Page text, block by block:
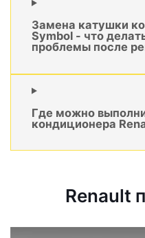
Замена катушки
Symbol - что
проблемы после
Где можно
кондиционера
Renault